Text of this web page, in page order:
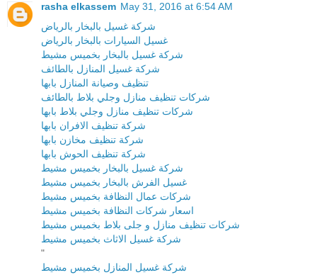
rasha elkassem May 31, 2016 at 6:54 AM
شركة غسيل بالبخار بالرياض
غسيل السيارات بالبخار بالرياض
شركة غسيل بالبخار بخميس مشيط
شركة غسيل المنازل بالطائف
تنظيف وصيانة المنازل بابها
شركات تنظيف منازل وجلي بلاط بالطائف
شركات تنظيف منازل وجلي بلاط بابها
شركة تنظيف الافران بابها
شركة تنظيف مخازن بابها
شركة تنظيف الحوش بابها
شركة غسيل بالبخار بخميس مشيط
غسيل الفرش بالبخار بخميس مشيط
شركات عمال النظافة بخميس مشيط
اسعار شركات النظافة بخميس مشيط
شركات تنظيف منازل و جلى بلاط بخميس مشيط
شركة غسيل الاثاث بخميس مشيط
"
شركة غسيل المنازل بخميس مشيط